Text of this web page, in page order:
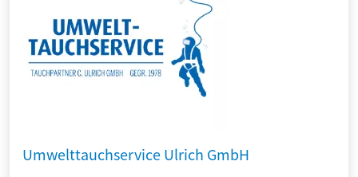
Umwelttauchservice Ulrich GmbH